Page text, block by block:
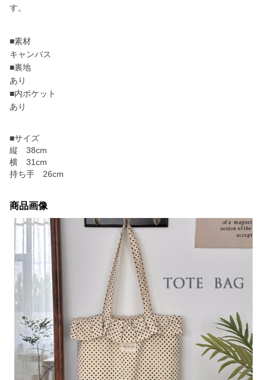
す。
■素材
キャンバス
■裏地
あり
■内ポケット
あり
■サイズ
縦 38cm
横 31cm
持ち手 26cm
商品画像